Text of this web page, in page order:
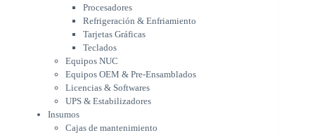
Equipos OEM & Pre-Ensamblados
Licencias & Softwares
UPS & Estabilizadores
Insumos
Cajas de mantenimiento
Ribbons
Tintas
Tóners
Varios
Procesadores
Refrigeración & Enfriamiento
Tarjetas Gráficas
Teclados
Equipos NUC
Equipos OEM & Pre-Ensamblados
Licencias & Softwares
UPS & Estabilizadores
Insumos
Cajas de mantenimiento